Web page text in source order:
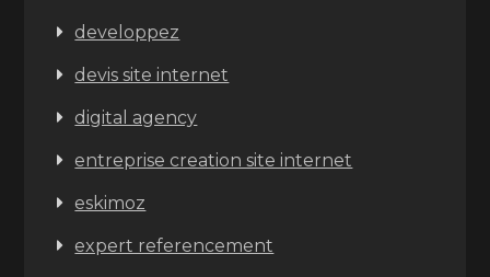
developpez
devis site internet
digital agency
entreprise creation site internet
eskimoz
expert referencement